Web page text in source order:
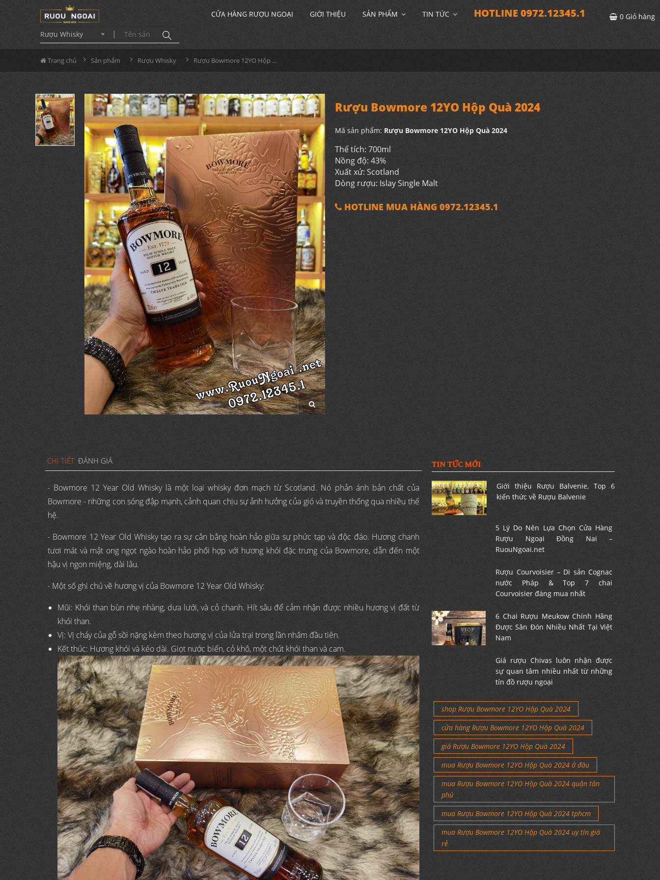
Rượu Whisky
CỬA HÀNG RƯỢU NGOẠI GIỚI THIỆU SẢN PHẨM TIN TỨC HOTLINE 0972.12345.1 0 Giỏ hàng
Trang chủ Sản phẩm Rượu Whisky Rượu Bowmore 12YO Hộp Quà 2024
Rượu Bowmore 12YO Hộp Quà 2024
Mã sản phẩm: Rượu Bowmore 12YO Hộp Quà 2024
Thể tích: 700ml
Nồng độ: 43%
Xuất xứ: Scotland
Dòng rượu: Islay Single Malt
HOTLINE MUA HÀNG 0972.12345.1
CHI TIẾT ĐÁNH GIÁ
- Bowmore 12 Year Old Whisky là một loại whisky đơn mạch từ Scotland. Nó phản ánh bản chất của
Bowmore - những con sóng đập mạnh, cảnh quan chịu sự ảnh hưởng của gió và truyền thống qua nhiều thế
hệ.
- Bowmore 12 Year Old Whisky tạo ra sự cân bằng hoàn hảo giữa sự phức tạp và độc đáo. Hương chanh
tươi mát và mật ong ngọt ngào hoàn hảo phối hợp với hương khói đặc trưng của Bowmore, dẫn đến một
hậu vị ngon miệng, dài lâu.
- Một số ghi chú về hương vị của Bowmore 12 Year Old Whisky:
Mũi: Khói than bùn nhẹ nhàng, dưa lưới, và cỏ chanh. Hít sâu để cảm nhận được nhiều hương vị đất từ
khói than.
Vị: Vị cháy của gỗ sồi nặng kèm theo hương vị của lửa trại trong lần nhấm đầu tiên.
Kết thúc: Hương khói và kéo dài. Giọt nước biển, cỏ khô, một chút khói than và cam.
TIN TỨC MỚI
Giới thiệu Rượu Balvenie, Top 6
kiến thức về Rượu Balvenie
5 Lý Do Nên Lựa Chọn Cửa Hàng
Rượu Ngoại Đồng Nai –
RuouNgoai.net
Rượu Courvoisier – Di sản Cognac
nước Pháp & Top 7 chai
Courvoisier đáng mua nhất
6 Chai Rượu Meukow Chính Hãng
Được Săn Đón Nhiều Nhất Tại Việt
Nam
Giá rượu Chivas luôn nhận được
sự quan tâm nhiều nhất từ những
tín đồ rượu ngoại
shop Rượu Bowmore 12YO Hộp Quà 2024
cửa hàng Rượu Bowmore 12YO Hộp Quà 2024
giá Rượu Bowmore 12YO Hộp Quà 2024
mua Rượu Bowmore 12YO Hộp Quà 2024 ở đâu
mua Rượu Bowmore 12YO Hộp Quà 2024 quận tân
phú
mua Rượu Bowmore 12YO Hộp Quà 2024 tphcm
mua Rượu Bowmore 12YO Hộp Quà 2024 uy tín giá
rẻ